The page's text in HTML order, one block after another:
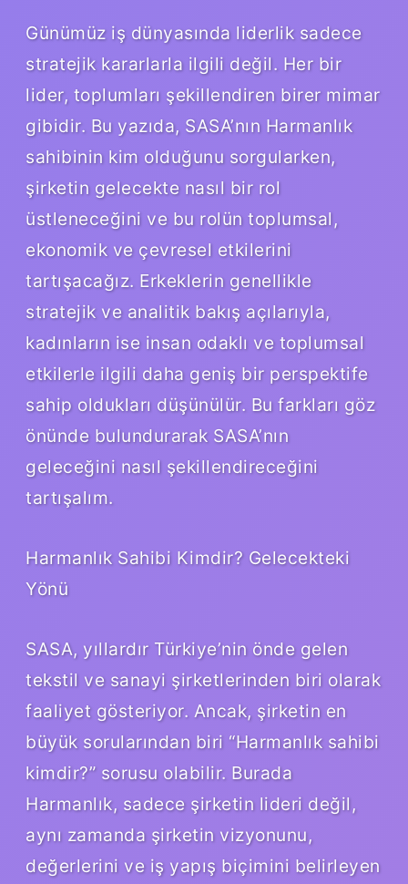
Günümüz iş dünyasında liderlik sadece
stratejik kararlarla ilgili değil. Her bir
lider, toplumları şekillendiren birer mimar
gibidir. Bu yazıda, SASA’nın Harmanlık
sahibinin kim olduğunu sorgularken,
şirketin gelecekte nasıl bir rol
üstleneceğini ve bu rolün toplumsal,
ekonomik ve çevresel etkilerini
tartışacağız. Erkeklerin genellikle
stratejik ve analitik bakış açılarıyla,
kadınların ise insan odaklı ve toplumsal
etkilerle ilgili daha geniş bir perspektife
sahip oldukları düşünülür. Bu farkları göz
önünde bulundurarak SASA’nın
geleceğini nasıl şekillendireceğini
tartışalım.
Harmanlık Sahibi Kimdir? Gelecekteki
Yönü
SASA, yıllardır Türkiye’nin önde gelen
tekstil ve sanayi şirketlerinden biri olarak
faaliyet gösteriyor. Ancak, şirketin en
büyük sorularından biri “Harmanlık sahibi
kimdir?” sorusu olabilir. Burada
Harmanlık, sadece şirketin lideri değil,
aynı zamanda şirketin vizyonunu,
değerlerini ve iş yapış biçimini belirleyen